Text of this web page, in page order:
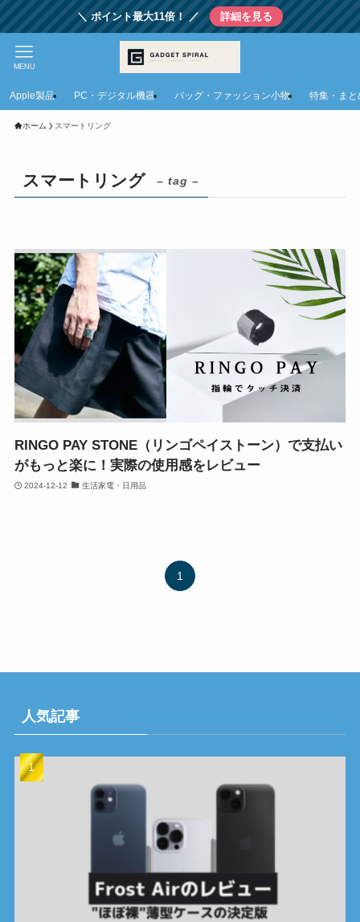
＼ ポイント最大11倍！ ／ 詳細を見る
MENU
Apple製品 PC・デジタル機器 バッグ・ファッション小物 特集・まと
ホーム スマートリング
スマートリング – tag –
RINGO PAY STONE（リンゴペイストーン）で支払い
がもっと楽に！実際の使用感をレビュー
2024-12-12 生活家電・日用品
1
人気記事